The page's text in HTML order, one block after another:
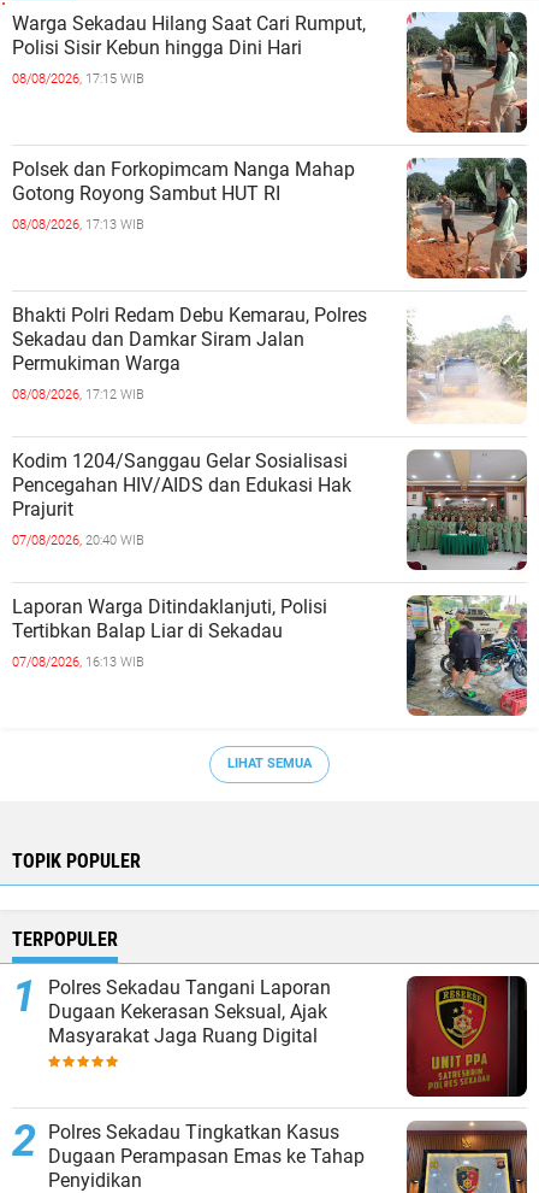
Warga Sekadau Hilang Saat Cari Rumput,
Polisi Sisir Kebun hingga Dini Hari
08/08/2026, 17:15 WIB
Polsek dan Forkopimcam Nanga Mahap
Gotong Royong Sambut HUT RI
08/08/2026, 17:13 WIB
Bhakti Polri Redam Debu Kemarau, Polres
Sekadau dan Damkar Siram Jalan
Permukiman Warga
08/08/2026, 17:12 WIB
Kodim 1204/Sanggau Gelar Sosialisasi
Pencegahan HIV/AIDS dan Edukasi Hak
Prajurit
07/08/2026, 20:40 WIB
Laporan Warga Ditindaklanjuti, Polisi
Tertibkan Balap Liar di Sekadau
07/08/2026, 16:13 WIB
LIHAT SEMUA
TOPIK POPULER
TERPOPULER
Polres Sekadau Tangani Laporan
Dugaan Kekerasan Seksual, Ajak
Masyarakat Jaga Ruang Digital
Polres Sekadau Tingkatkan Kasus
Dugaan Perampasan Emas ke Tahap
Penyidikan